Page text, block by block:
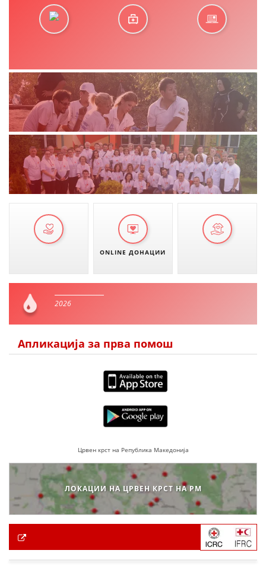
ONLINE ДОНАЦИИ
2026
Апликација за прва помош
Црвен крст на Република Македонија
ЛОКАЦИИ НА ЦРВЕН КРСТ НА РМ